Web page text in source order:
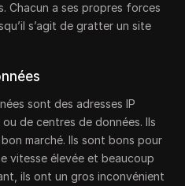
Chacun a ses propres forces
s’agit de gratter un site
sont des adresses IP
de centres de données. Ils
marché. Ils sont bons pour
vitesse élevée et beaucoup
ils ont un gros inconvénient